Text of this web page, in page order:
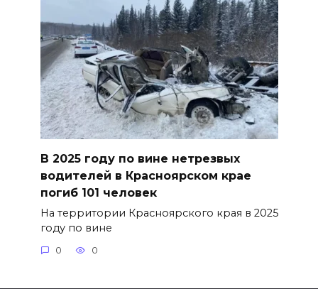
В 2025 году по вине нетрезвых
водителей в Красноярском крае
погиб 101 человек
На территории Красноярского края в 2025
году по вине
0 0